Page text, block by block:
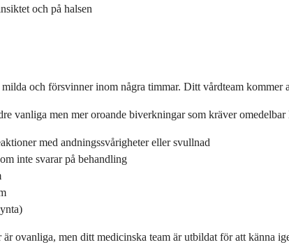
och på halsen
milda och försvinner inom några timmar. Ditt vårdteam
vanliga men mer oroande biverkningar som kräver omedelbar
med andningssvårigheter eller svullnad
inte svarar på behandling
ovanliga, men ditt medicinska team är utbildat för att känna